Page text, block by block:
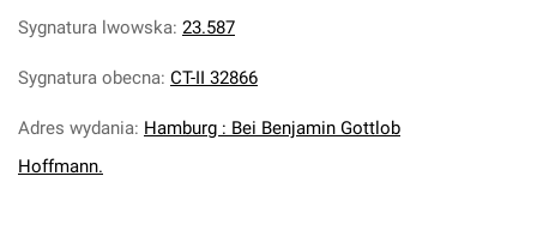
Sygnatura lwowska: 23.587
Sygnatura obecna: CT-II 32866
Adres wydania: Hamburg : Bei Benjamin Gottlob
Hoffmann.